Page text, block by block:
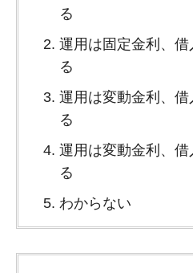
る
運用は固定金利、
る
運用は変動金利、
る
運用は変動金利、
る
わからない